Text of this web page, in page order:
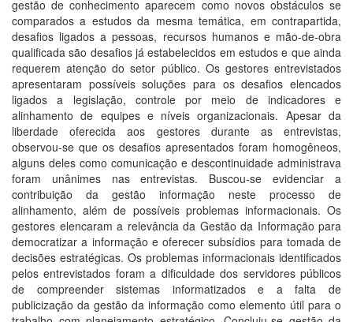
gestão de conhecimento aparecem como novos obstáculos se
comparados a estudos da mesma temática, em contrapartida,
desafios ligados a pessoas, recursos humanos e mão-de-obra
qualificada são desafios já estabelecidos em estudos e que ainda
requerem atenção do setor público. Os gestores entrevistados
apresentaram possíveis soluções para os desafios elencados
ligados a legislação, controle por meio de indicadores e
alinhamento de equipes e níveis organizacionais. Apesar da
liberdade oferecida aos gestores durante as entrevistas,
observou-se que os desafios apresentados foram homogêneos,
alguns deles como comunicação e descontinuidade administrava
foram unânimes nas entrevistas. Buscou-se evidenciar a
contribuição da gestão informação neste processo de
alinhamento, além de possíveis problemas informacionais. Os
gestores elencaram a relevância da Gestão da Informação para
democratizar a informação e oferecer subsídios para tomada de
decisões estratégicas. Os problemas informacionais identificados
pelos entrevistados foram a dificuldade dos servidores públicos
de compreender sistemas informatizados e a falta de
publicização da gestão da informação como elemento útil para o